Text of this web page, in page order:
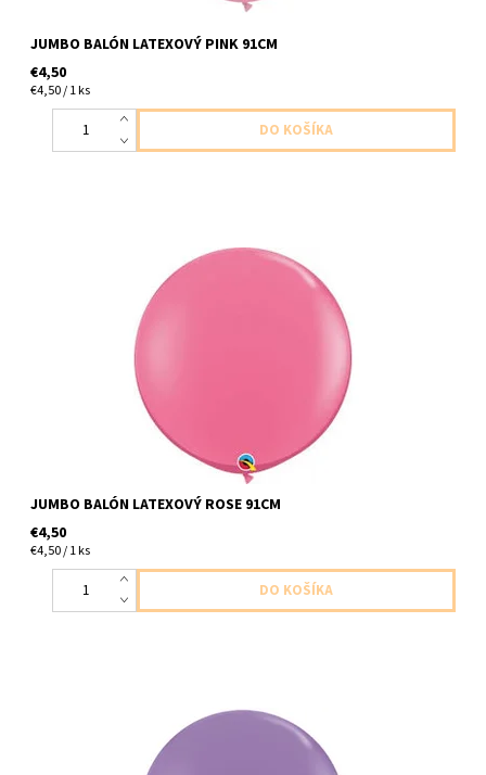
JUMBO BALÓN LATEXOVÝ PINK 91CM
€4,50
€4,50 / 1 ks
latexovy balon jumbo ruzova ruza 1ks v baleni velkost 91cm
dodavame nenafukany
JUMBO BALÓN LATEXOVÝ ROSE 91CM
€4,50
€4,50 / 1 ks
jumbo latexovy balon jarny orgovan 1ks v baleni velkost 91cm
dodavame nenafukany